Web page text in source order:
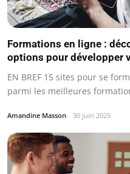
Formations en ligne :
options pour développer
EN BREF 15 sites pour se
parmi les meilleures
Amandine Masson 30 juin 2025